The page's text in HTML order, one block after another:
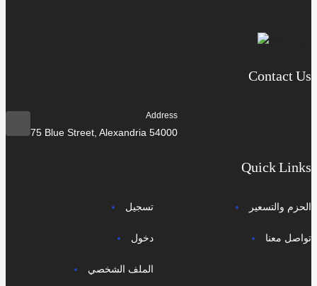
Contact Us
Address
75 Blue Street, Alexandria 54000
Quick Links
تسجيل
دخول
الملف الشخصي
الحزم والتسعير
تواصل معنا